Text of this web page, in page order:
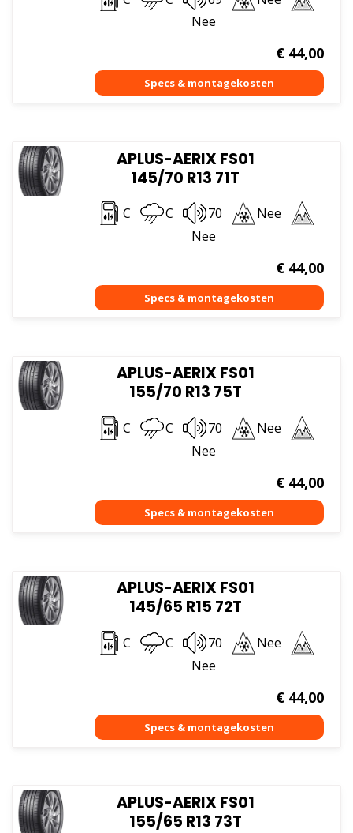
Nee
€44,00
APLUS-AERIX FS01
145/70 R13 71T
C C 70
Nee
Nee
€44,00
APLUS-AERIX FS01
155/70 R13 75T
C C 70
Nee
Nee
€44,00
APLUS-AERIX FS01
145/65 R15 72T
C C 70
Nee
Nee
€44,00
APLUS-AERIX FS01
155/65 R13 73T